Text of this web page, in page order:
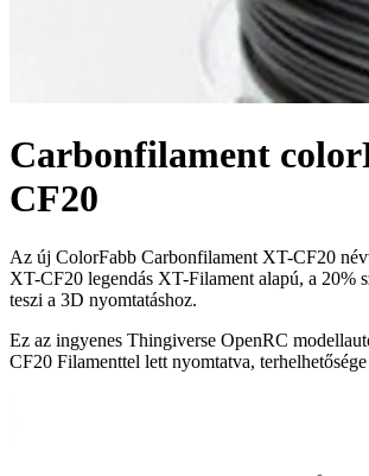
Carbonfilament
CF20
Az új ColorFabb Carbonfilament XT-CF20
XT-CF20 legendás XT-Filament alapú, a 20%
teszi a 3D nyomtatáshoz.
Ez az ingyenes Thingiverse OpenRC
CF20 Filamenttel lett nyomtatva, terhelhetősége